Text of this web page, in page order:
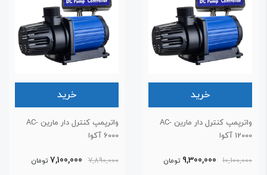
خرید
واترپمپ کنترل دار مارین AC-
9,300,000 تومان
خرید
واترپمپ کنترل دار مارین AC-
7,890,000
7,100,000 تومان